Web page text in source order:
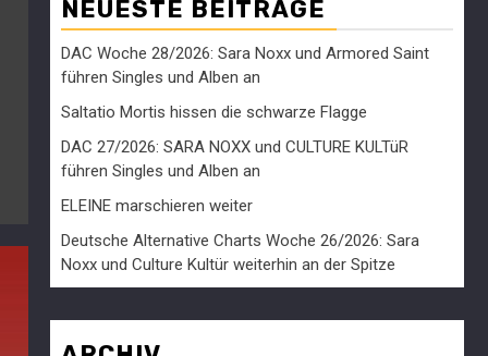
NEUESTE BEITRÄGE
DAC Woche 28/2026: Sara Noxx und Armored Saint
führen Singles und Alben an
Saltatio Mortis hissen die schwarze Flagge
DAC 27/2026: SARA NOXX und CULTURE KULTüR
führen Singles und Alben an
ELEINE marschieren weiter
Deutsche Alternative Charts Woche 26/2026: Sara
Noxx und Culture Kultür weiterhin an der Spitze